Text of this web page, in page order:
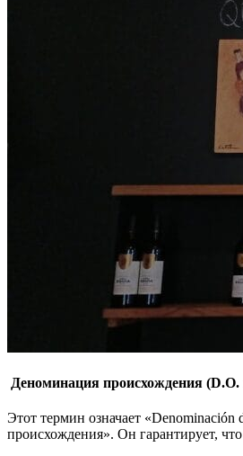
Деноминация происхождения
Этот термин означает
происхождения». Он гарантирует,